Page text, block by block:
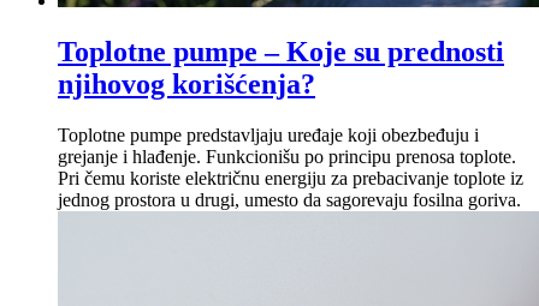
Toplotne pumpe – Koje su prednosti
njihovog korišćenja?
Toplotne pumpe predstavljaju uređaje koji obezbeđuju i
grejanje i hlađenje. Funkcionišu po principu prenosa toplote.
Pri čemu koriste električnu energiju za prebacivanje toplote iz
jednog prostora u drugi, umesto da sagorevaju fosilna goriva.